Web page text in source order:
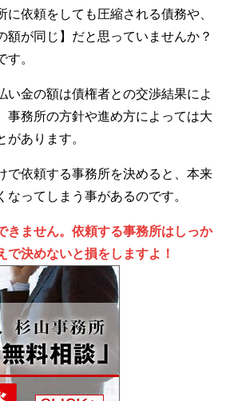
に依頼をしても圧縮される債務や、
額が同じ】だと思っていませんか？
。
い金の額は債権者との交渉結果によ
事務所の方針や進め方によっては大
あります。
で依頼する事務所を決めると、本来
なってしまう事があるのです。
きません。依頼する事務所はしっか
で決めないと損をしますよ！